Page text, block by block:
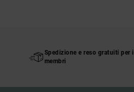
Spedizione e reso gratuiti per i
membri